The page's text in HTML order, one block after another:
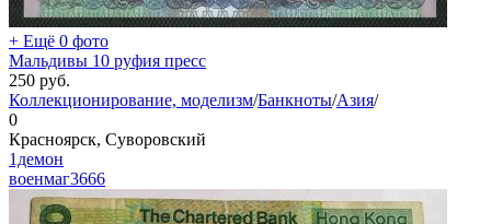
+ Ещё 0 фото
Мальдивы 10 руфия пресс
250 руб.
Коллекционирование, моделизм/Банкноты/Азия/
0
Красноярск, Суворовский
1демон
военмаг3666